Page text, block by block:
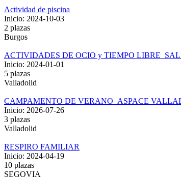
Actividad de piscina
Inicio: 2024-10-03
2 plazas
Burgos
ACTIVIDADES DE OCIO y TIEMPO
Inicio: 2024-01-01
5 plazas
Valladolid
CAMPAMENTO DE VERANO_ASPACE
Inicio: 2026-07-26
3 plazas
Valladolid
RESPIRO FAMILIAR
Inicio: 2024-04-19
10 plazas
SEGOVIA